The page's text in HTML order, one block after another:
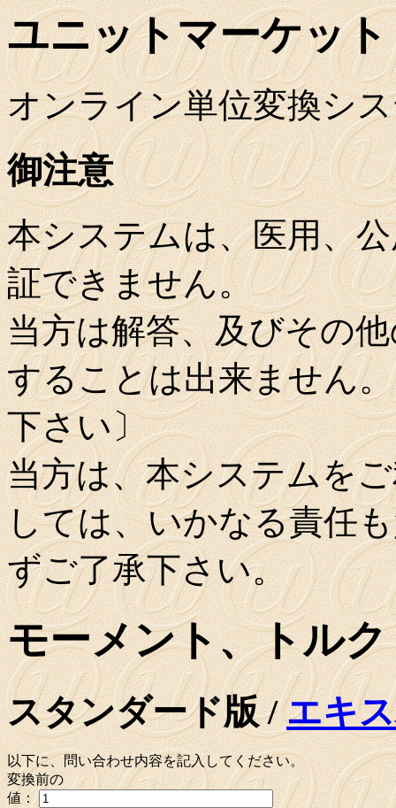
ユニットマーケット
オンライン単位変換シ
御注意
本システムは、医用、
証できません。
当方は解答、及びその
することは出来ません
下さい〕
当方は、本システムを
しては、いかなる責任
ずご了承下さい。
モーメント、トル
スタンダード版 /エキ
以下に、問い合わせ内容を記入してください。
変換前の
値：